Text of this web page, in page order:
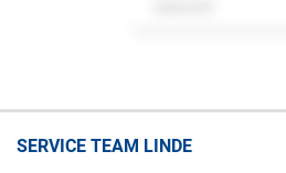
SERVICE TEAM LINDE